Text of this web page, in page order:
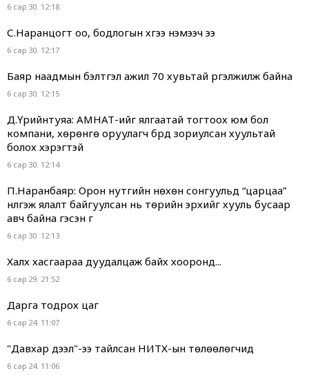
6 сар 30. 12:18
С.Наранцогт оо, бодлогын хүүгээ нэмээч ээ
6 сар 30. 12:17
Баяр наадмын бэлтгэл ажил 70 хувьтай үргэлжилж байна
6 сар 30. 12:15
Д.Үүрийнтуяа: АМНАТ-ийг ялгаатай тогтоох юм бол
компани, хөрөнгө оруулагч бүрд зориулсан хуультай
болох хэрэгтэй
6 сар 30. 12:14
П.Наранбаяр: Орон нутгийн нөхөн сонгуульд “царцаа”
нүүлгэж ялалт байгуулсан нь төрийн эрхийг хууль бусаар
авч байна гэсэн үг
6 сар 30. 12:13
Халх хасгаараа дуудалцаж байх хооронд...
6 сар 29. 21:52
Дарга тодрох цаг
6 сар 24. 11:07
"Давхар дээл"-ээ тайлсан НИТХ-ын төлөөлөгчид
6 сар 24. 11:06